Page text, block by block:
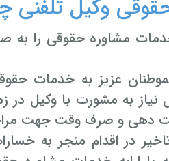
خدمات مشاوره حقوقی را
تلفنی، نیاز هموطنان عزیز به
به مشورت با وکیل در
دهی و صرف وقت جهت
در اقدام منجر به